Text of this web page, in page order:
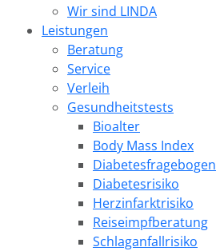
Wir sind LINDA
Leistungen
Beratung
Service
Verleih
Gesundheitstests
Bioalter
Body Mass Index
Diabetesfragebogen
Diabetesrisiko
Herzinfarktrisiko
Reiseimpfberatung
Schlaganfallrisiko